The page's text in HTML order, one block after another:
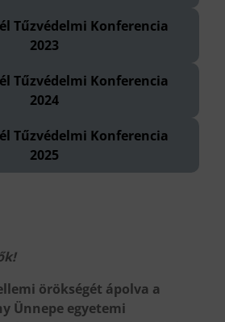
Tűzvédelmi Konferencia
2023
Tűzvédelmi Konferencia
2024
Tűzvédelmi Konferencia
2025
örökségét ápolva a
Ünnepe egyetemi